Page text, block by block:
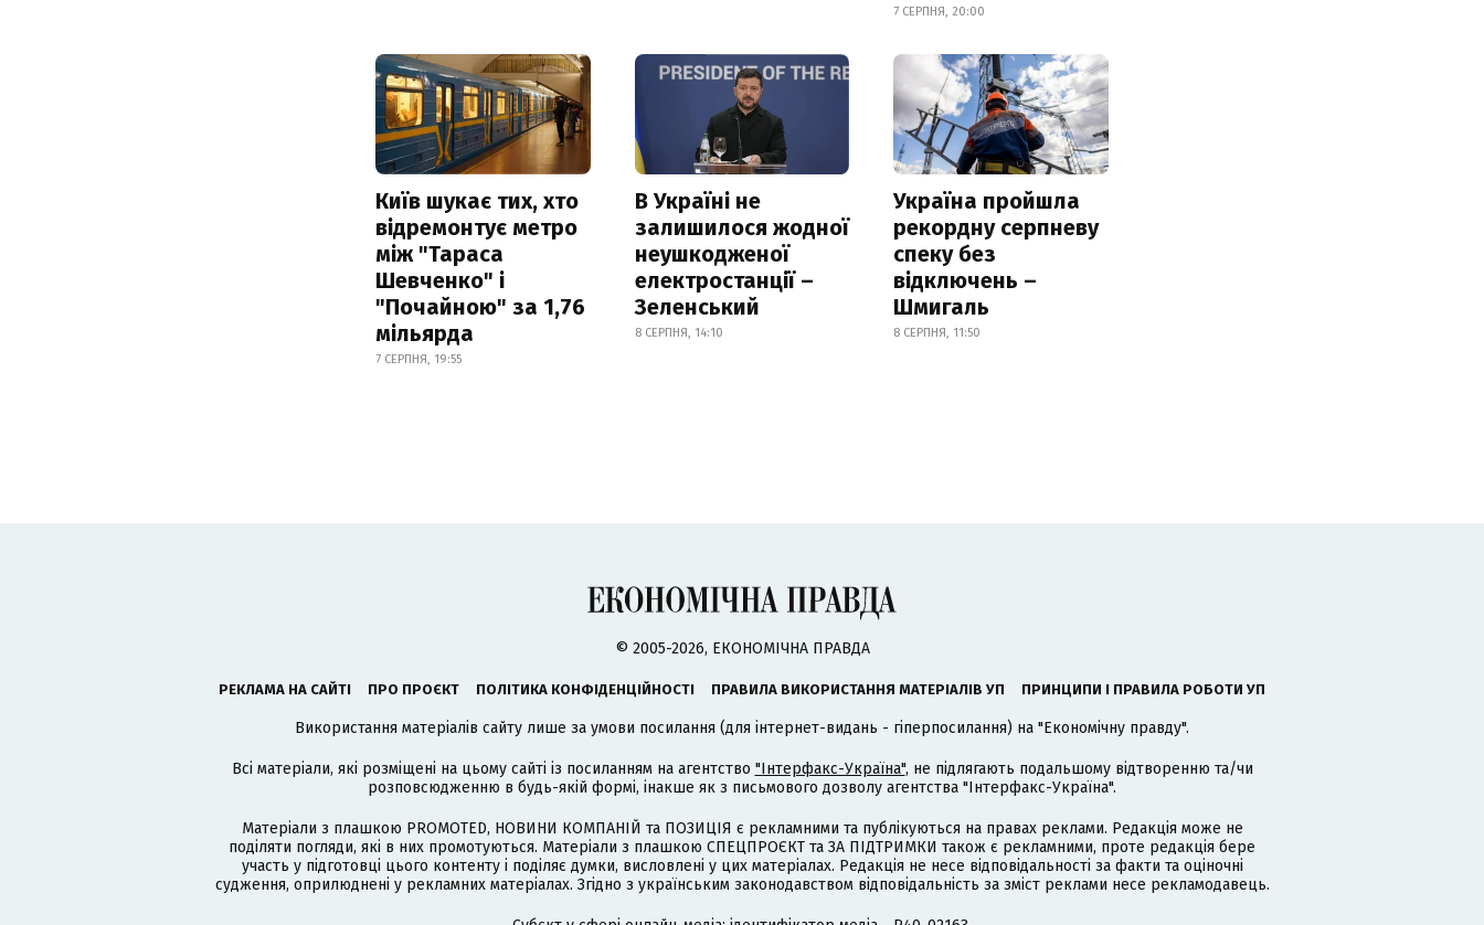
7 СЕРПНЯ, 20:00
Київ шукає тих, хто
відремонтує метро
між "Тараса
Шевченко" і
"Почайною" за 1,76
мільярда
7 СЕРПНЯ, 19:55
В Україні не
залишилося жодної
неушкодженої
електростанції –
Зеленський
8 СЕРПНЯ, 14:10
Україна пройшла
рекордну серпневу
спеку без
відключень –
Шмигаль
8 СЕРПНЯ, 11:50
© 2005-2026, ЕКОНОМІЧНА ПРАВДА
РЕКЛАМА НА САЙТІ ПРО ПРОЄКТ ПОЛІТИКА КОНФІДЕНЦІЙНОСТІ ПРАВИЛА ВИКОРИСТАННЯ МАТЕРІАЛІВ УП ПРИНЦИПИ І ПРАВИЛА РОБОТИ УП
Використання матеріалів сайту лише за умови посилання (для інтернет-видань - гіперпосилання) на "Економічну правду".
Всі матеріали, які розміщені на цьому сайті із посиланням на агентство "Інтерфакс-Україна", не підлягають подальшому відтворенню та/чи
розповсюдженню в будь-якій формі, інакше як з письмового дозволу агентства "Інтерфакс-Україна".
Матеріали з плашкою PROMOTED, НОВИНИ КОМПАНІЙ та ПОЗИЦІЯ є рекламними та публікуються на правах реклами. Редакція може не
поділяти погляди, які в них промотуються. Матеріали з плашкою СПЕЦПРОЄКТ та ЗА ПІДТРИМКИ також є рекламними, проте редакція бере
участь у підготовці цього контенту і поділяє думки, висловлені у цих матеріалах. Редакція не несе відповідальності за факти та оціночні
судження, оприлюднені у рекламних матеріалах. Згідно з українським законодавством відповідальність за зміст реклами несе рекламодавець.